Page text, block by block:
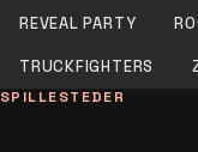
REVEAL PARTY
TRUCKFIGHTERS
SPILLESTEDER